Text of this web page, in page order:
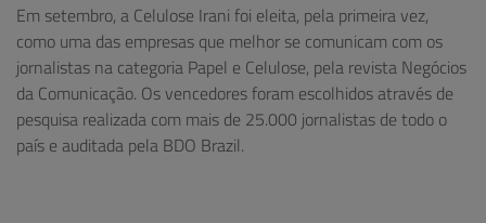
Em setembro, a Celulose Irani foi eleita, pela primeira vez,
como uma das empresas que melhor se comunicam com os
jornalistas na categoria Papel e Celulose, pela revista Negócios
da Comunicação. Os vencedores foram escolhidos através de
pesquisa realizada com mais de 25.000 jornalistas de todo o
país e auditada pela BDO Brazil.